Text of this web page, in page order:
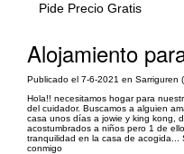
Pide Precio Gratis
Alojamiento
Publicado el 7-6-2021 en Sarriguren
Hola!! necesitamos hogar para
del cuidador. Buscamos a alguien
casa unos días a jowie y king kong,
acostumbrados a niños pero 1 de
tranquilidad en la casa de
conmigo